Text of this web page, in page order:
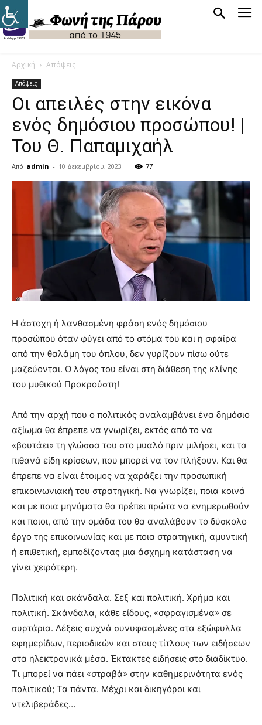
Αρχική Απόψεις
Απόψεις
Οι απειλές στην εικόνα
ενός δημόσιου προσώπου! |
Του Θ. Παπαμιχαήλ
Από admin - 10 Δεκεμβρίου, 2023 77
Η άστοχη ή λανθασμένη φράση ενός δημόσιου
προσώπου όταν φύγει από το στόμα του και η σφαίρα
από την θαλάμη του όπλου, δεν γυρίζουν πίσω ούτε
μαζεύονται. Ο λόγος του είναι στη διάθεση της κλίνης
του μυθικού Προκρούστη!
Από την αρχή που ο πολιτικός αναλαμβάνει ένα δημόσιο
αξίωμα θα έπρεπε να γνωρίζει, εκτός από το να
«βουτάει» τη γλώσσα του στο μυαλό πριν μιλήσει, και τα
πιθανά είδη κρίσεων, που μπορεί να τον πλήξουν. Και θα
έπρεπε να είναι έτοιμος να χαράξει την προσωπική
επικοινωνιακή του στρατηγική. Να γνωρίζει, ποια κοινά
και με ποια μηνύματα θα πρέπει πρώτα να ενημερωθούν
και ποιοι, από την ομάδα του θα αναλάβουν το δύσκολο
έργο της επικοινωνίας και με ποια στρατηγική, αμυντική
ή επιθετική, εμποδίζοντας μια άσχημη κατάσταση να
γίνει χειρότερη.
Πολιτική και σκάνδαλα. Σεξ και πολιτική. Χρήμα και
πολιτική. Σκάνδαλα, κάθε είδους, «σφραγισμένα» σε
συρτάρια. Λέξεις συχνά συνυφασμένες στα εξώφυλλα
εφημερίδων, περιοδικών και στους τίτλους των ειδήσεων
στα ηλεκτρονικά μέσα. Έκτακτες ειδήσεις στο διαδίκτυο.
Τι μπορεί να πάει «στραβά» στην καθημερινότητα ενός
πολιτικού; Τα πάντα. Μέχρι και δικηγόροι και
ντελιβεράδες…